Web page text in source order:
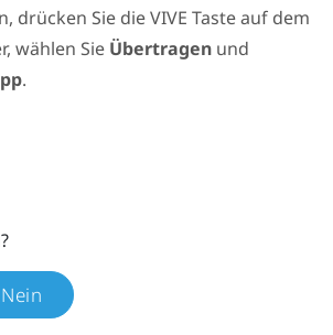
drücken Sie dieVIVE Taste auf dem
wählen Sie Übertragen und
.
Nein